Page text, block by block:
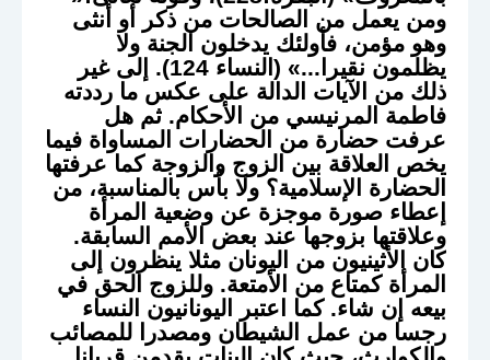
ومن يعمل من الصالحات من ذكر أو أنثى
وهو مؤمن، فأولئك يدخلون الجنة ولا
يظلمون نقيرا...» (النساء 124). إلى غير
ذلك من الآيات الدالة على عكس ما رددته
فاطمة المرنيسي من الأحكام. ثم هل
عرفت حضارة من الحضارات المساواة فيما
يخص العلاقة بين الزوج والزوجة كما عرفتها
الحضارة الإسلامية؟ ولا بأس بالمناسبة، من
إعطاء صورة موجزة عن وضعية المرأة
وعلاقتها بزوجها عند بعض الأمم السابقة.
كان الأثينيون من اليونان مثلا ينظرون إلى
المرأة كمتاع من الأمتعة. وللزوج الحق في
بيعه إن شاء. كما اعتبر اليونانيون النساء
رجسا من عمل الشيطان ومصدرا للمصائب